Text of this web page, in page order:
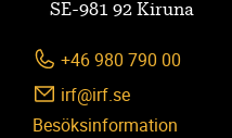
SE-981 92 Kiruna
+46 980 790 00
irf@irf.se
Besöksinformation